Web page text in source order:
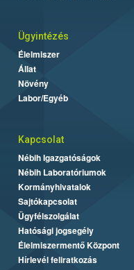
Ügyintézés
Élelmiszer
Állat
Növény
Labor/Egyéb
Kapcsolat
Nébih Igazgatóságok
Nébih Laboratóriumok
Kormányhivatalok
Sajtókapcsolat
Ügyfélszolgálat
Hatósági jogsegély
Élelmiszermentő Központ
Hírlevél feliratkozás